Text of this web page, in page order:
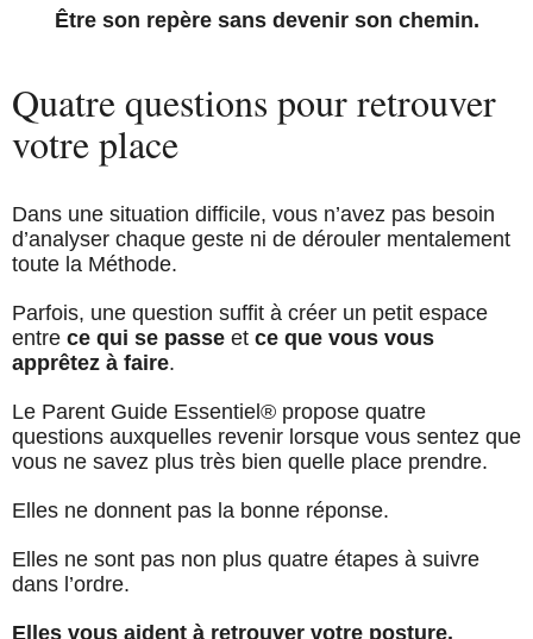
Être son repère sans devenir son chemin.
Quatre questions pour retrouver
votre place
Dans une situation difficile, vous n’avez pas besoin
d’analyser chaque geste ni de dérouler mentalement
toute la Méthode.
Parfois, une question suffit à créer un petit espace
entre ce qui se passe et ce que vous vous
apprêtez à faire.
Le Parent Guide Essentiel® propose quatre
questions auxquelles revenir lorsque vous sentez que
vous ne savez plus très bien quelle place prendre.
Elles ne donnent pas la bonne réponse.
Elles ne sont pas non plus quatre étapes à suivre
dans l’ordre.
Elles vous aident à retrouver votre posture.